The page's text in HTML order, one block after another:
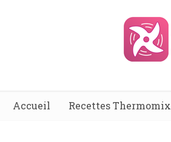
Accueil Recettes Thermomix